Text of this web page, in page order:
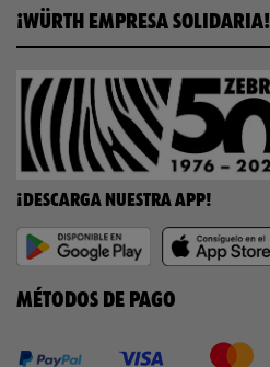
¡WÜRTH EMPRESA SOLIDARIA!
¡DESCARGA NUESTRA APP!
MÉTODOS DE PAGO